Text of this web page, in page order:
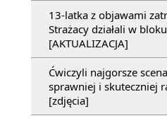
13-latka z objawami
Strażacy działali w
[AKTUALIZACJA]
Ćwiczyli najgorsze
sprawniej i skuteczniej
[zdjęcia]